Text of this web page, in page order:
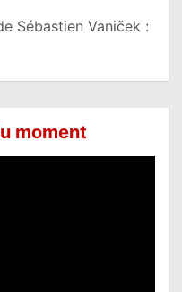
Sébastien Vaniček :
moment